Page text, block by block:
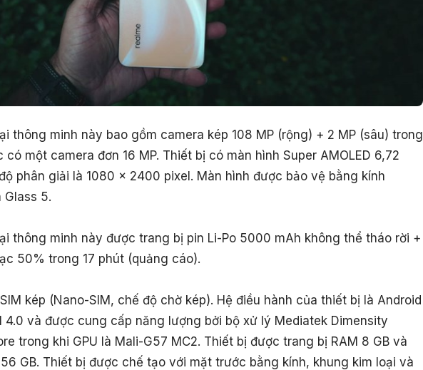
thông minh này bao gồm camera kép 108 MP (rộng) + 2 MP (sâu) trong
có một camera đơn 16 MP. Thiết bị có màn hình Super AMOLED 6,72
phân giải là 1080 x 2400 pixel. Màn hình được bảo vệ bằng kính
Glass 5.
thông minh này được trang bị pin Li-Po 5000 mAh không thể tháo rời +
50% trong 17 phút (quảng cáo).
kép (Nano-SIM, chế độ chờ kép). Hệ điều hành của thiết bị là Android
4.0 và được cung cấp năng lượng bởi bộ xử lý Mediatek Dimensity
trong khi GPU là Mali-G57 MC2. Thiết bị được trang bị RAM 8 GB và
GB. Thiết bị được chế tạo với mặt trước bằng kính, khung kim loại và